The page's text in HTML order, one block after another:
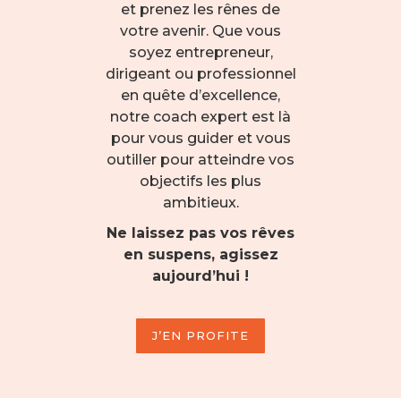
et prenez les rênes de
votre avenir. Que vous
soyez entrepreneur,
dirigeant ou professionnel
en quête d’excellence,
notre coach expert est là
pour vous guider et vous
outiller pour atteindre vos
objectifs les plus
ambitieux.
Ne laissez pas vos rêves
en suspens, agissez
aujourd’hui !
J’EN PROFITE